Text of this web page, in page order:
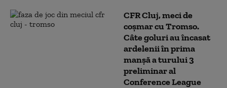
CFR Cluj, meci de
coșmar cu Tromso.
Câte goluri au încasat
ardelenii în prima
manşă a turului 3
preliminar al
Conference League